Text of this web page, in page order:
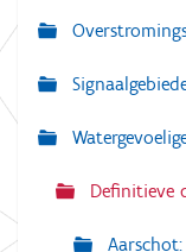
t
Definitieve